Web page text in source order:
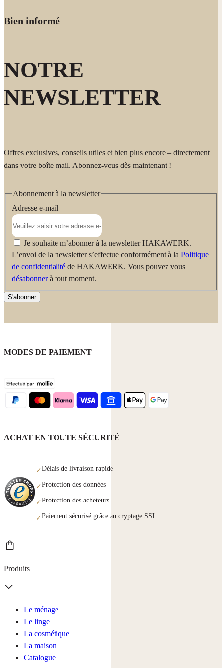
Bien informé
NOTRE
NEWSLETTER
Offres exclusives, conseils utiles et bien plus encore – directement
dans votre boîte mail. Abonnez-vous dès maintenant !
Abonnement à la newsletter
Adresse e-mail
Je souhaite m’abonner à la newsletter HAKAWERK.
L’envoi de la newsletter s’effectue conformément à la Politique
de confidentialité de HAKAWERK. Vous pouvez vous
désabonnerà tout moment.
S'abonner
MODES DE PAIEMENT
ACHAT EN TOUTE SÉCURITÉ
✓Délais de livraison rapide
✓Protection des données
✓Protection des acheteurs
✓Paiement sécurisé grâce au cryptage SSL
Produits
Le ménage
Le linge
La cosmétique
La maison
Catalogue